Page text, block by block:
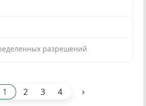
разрешений
1 2 3 4 ›